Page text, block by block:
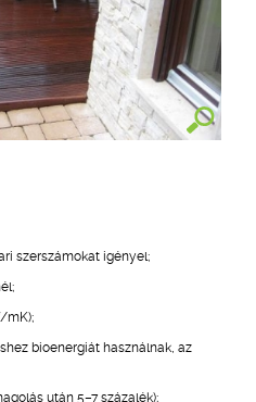
szerszámokat igényel;
mK);
bioenergiát használnak, az
után 5–7 százalék);